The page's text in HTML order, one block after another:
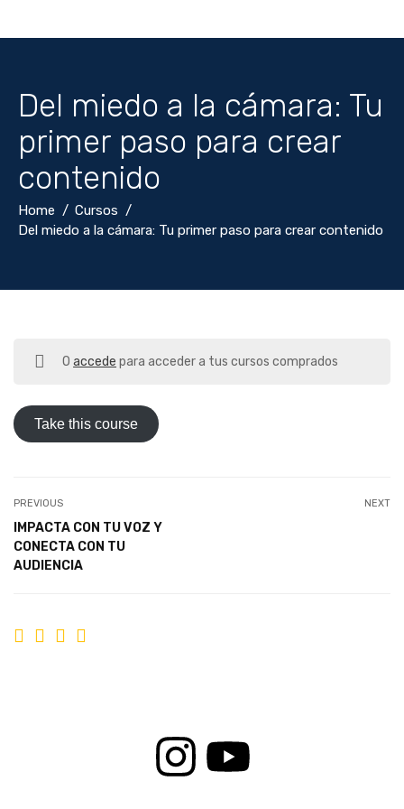
Del miedo a la cámara: Tu
primer paso para crear
contenido
Home
Cursos
Del miedo a la cámara: Tu primer paso para crear contenido
Oaccede para acceder a tus cursos comprados
Take this course
PREVIOUS
IMPACTA CON TU VOZ Y
CONECTA CON TU
AUDIENCIA
NEXT